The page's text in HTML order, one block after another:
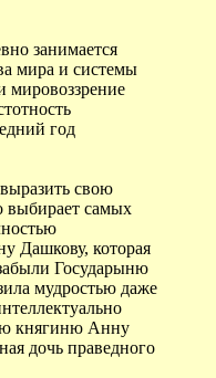
занимается
мира и системы
мировоззрение
год
свою
выбирает самых
Дашкову, которая
Государыню
мудростью даже
княгиню Анну
дочь праведного